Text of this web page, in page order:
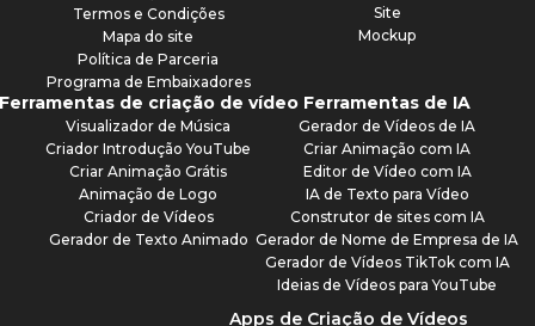
Termos e Condições
Mapa do site
Política de Parceria
Programa de Embaixadores
Site
Mockup
de criação de vídeo
Visualizador de Música
Criador Introdução YouTube
Criar Animação Grátis
Animação de Logo
Criador de Vídeos
Gerador de Texto Animado
Ferramentas de IA
Gerador de Vídeos de IA
Criar Animação com IA
Editor de Vídeo com IA
IA de Texto para Vídeo
Construtor de sites com IA
Gerador de Nome de Empresa de IA
Gerador de Vídeos TikTok com IA
Ideias de Vídeos para YouTube
Apps de Criação de Vídeos